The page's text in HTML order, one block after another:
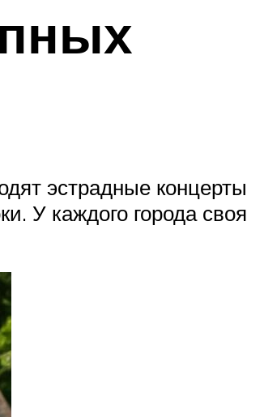
эстрадные концерты
У каждого города своя